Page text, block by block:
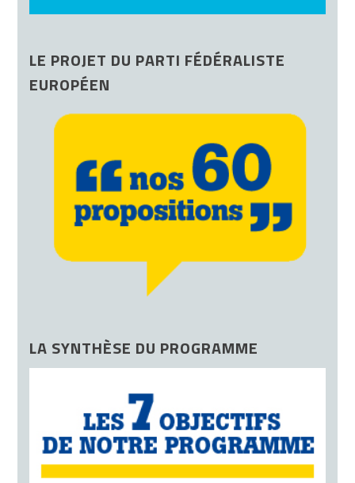
LE PROJET DU PARTI FÉDÉRALISTE
EUROPÉEN
LA SYNTHÈSE DU PROGRAMME